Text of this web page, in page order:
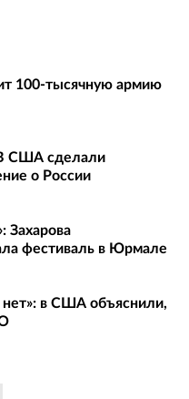
100-тысячную армию
США сделали
о России
Захарова
фестиваль в Юрмале
нет»: в США объяснили,